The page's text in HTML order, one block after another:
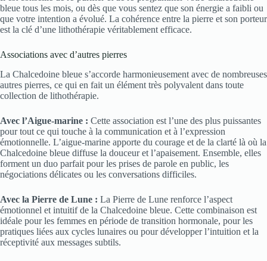
bleue tous les mois, ou dès que vous sentez que son énergie a faibli ou
que votre intention a évolué. La cohérence entre la pierre et son porteur
est la clé d’une lithothérapie véritablement efficace.
Associations avec d’autres pierres
La Chalcedoine bleue s’accorde harmonieusement avec de nombreuses
autres pierres, ce qui en fait un élément très polyvalent dans toute
collection de lithothérapie.
Avec l’Aigue-marine : Cette association est l’une des plus puissantes
pour tout ce qui touche à la communication et à l’expression
émotionnelle. L’aigue-marine apporte du courage et de la clarté là où la
Chalcedoine bleue diffuse la douceur et l’apaisement. Ensemble, elles
forment un duo parfait pour les prises de parole en public, les
négociations délicates ou les conversations difficiles.
Avec la Pierre de Lune : La Pierre de Lune renforce l’aspect
émotionnel et intuitif de la Chalcedoine bleue. Cette combinaison est
idéale pour les femmes en période de transition hormonale, pour les
pratiques liées aux cycles lunaires ou pour développer l’intuition et la
réceptivité aux messages subtils.